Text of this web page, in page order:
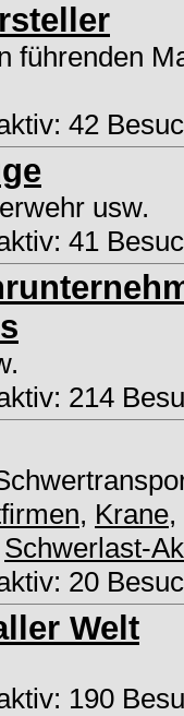
führenden
42
usw.
41
214
, Krane,
Schwerlast-
20
Welt
190